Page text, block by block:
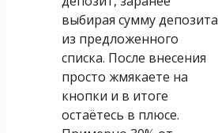
выбирая сумму депозита
из предложенного
списка. После внесения
просто жмякаете на
кнопки и в итоге
остаётесь в плюсе.